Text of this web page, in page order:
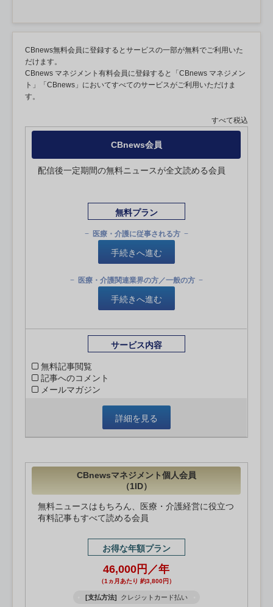
CBnews無料会員に登録するとサービスの一部が無料でご利用いた
だけます。
CBnews マネジメント有料会員に登録すると「CBnews マネジメン
ト」「CBnews」においてすべてのサービスがご利用いただけま
す。
すべて税込
CBnews会員
配信後一定期間の無料ニュースが全文読める会員
無料プラン
医療・介護に従事される方
手続きへ進む
医療・介護関連業界の方／一般の方
手続きへ進む
サービス内容
無料記事閲覧
記事へのコメント
メールマガジン
詳細を見る
CBnewsマネジメント個人会員
（1ID）
無料ニュースはもちろん、医療・介護経営に役立つ
有料記事もすべて読める会員
お得な年額プラン
46,000円／年
（1ヵ月あたり 約3,800円）
[支払方法] クレジットカード払い